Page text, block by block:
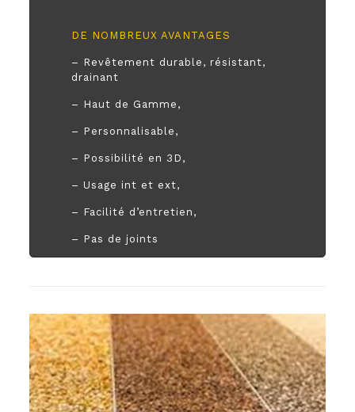
DE NOMBREUX AVANTAGES
– Revêtement durable, résistant,
drainant
– Haut de Gamme,
– Personnalisable,
– Possibilité en 3D,
– Usage int et ext,
– Facilité d’entretien,
– Pas de joints